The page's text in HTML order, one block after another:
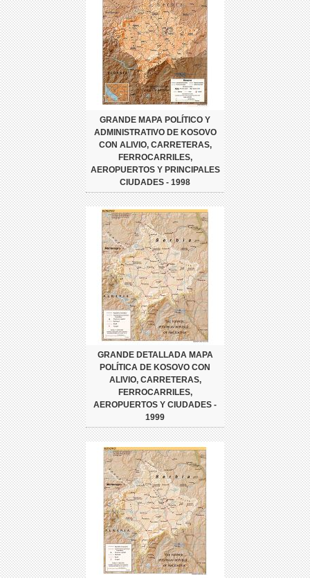
GRANDE MAPA POLÍTICO Y
ADMINISTRATIVO DE KOSOVO
CON ALIVIO, CARRETERAS,
FERROCARRILES,
AEROPUERTOS Y PRINCIPALES
CIUDADES - 1998
GRANDE DETALLADA MAPA
POLÍTICA DE KOSOVO CON
ALIVIO, CARRETERAS,
FERROCARRILES,
AEROPUERTOS Y CIUDADES -
1999